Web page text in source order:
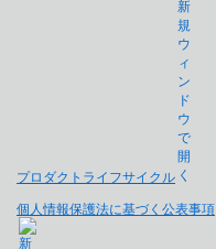
プロダクトライフサイクル
個人情報保護法に基づく公表事項